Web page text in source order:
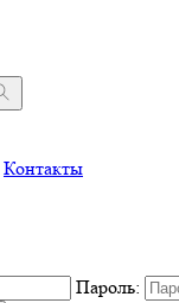
Контакты
Пароль: